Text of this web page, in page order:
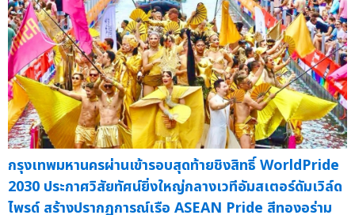
กรุงเทพมหานครผ่านเข้ารอบสุดท้ายชิงสิทธิ์ WorldPride
2030 ประกาศวิสัยทัศน์ยิ่งใหญ่กลางเวทีอัมสเตอร์ดัมเวิล์ด
ไพรด์ สร้างปรากฏการณ์เรือ ASEAN Pride สีทองอร่าม